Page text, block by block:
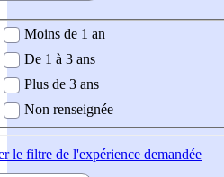
demandée
Moins de 1 an
De 1 à 3 ans
Plus de 3 ans
Non renseignée
le filtre de l'expérience demandée